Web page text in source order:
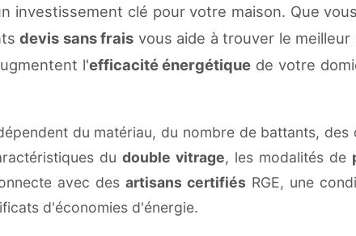
investissement clé pour votre maison. Que
devis sans frais vous aide à trouver le
l'efficacité énergétique de votre
du matériau, du nombre de battants, des
du double vitrage, les modalités de
avec des artisans certifiés RGE, une
d'économies d'énergie.